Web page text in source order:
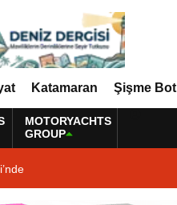
Katamaran Şişme Bot
MOTORYACHTS
GROUP